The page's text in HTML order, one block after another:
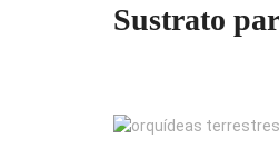
Sustrato